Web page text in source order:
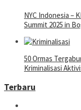
NYC Indonesia –
Summit 2025 in
50 Ormas
Kriminalisasi
Terbaru